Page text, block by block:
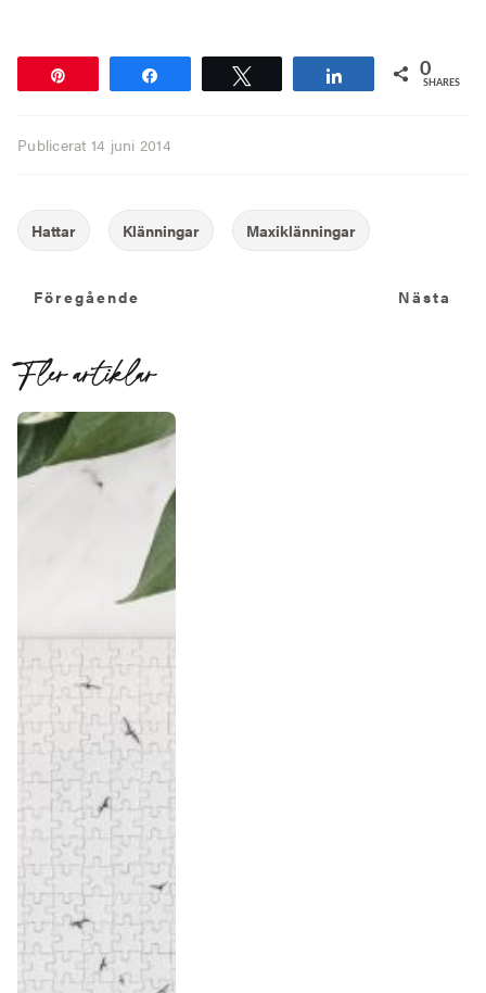
Share 0
SHARES
Publicerat 14 juni 2014
Föregående
Föregående Nästa
Fler artiklar